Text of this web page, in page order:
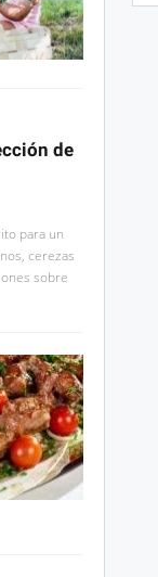
de
para un
cerezas
sobre